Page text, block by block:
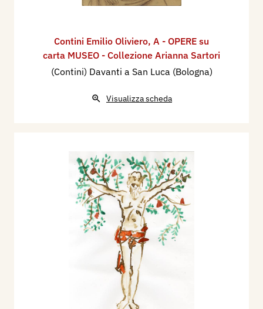
Contini Emilio Oliviero, A - OPERE su
carta MUSEO - Collezione Arianna Sartori
(Contini) Davanti a San Luca (Bologna)
Visualizza scheda